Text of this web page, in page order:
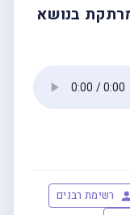
בנושא
רשימת רבנים